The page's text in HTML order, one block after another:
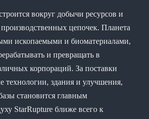
вокруг добычи ресурсов и
цепочек. Планета
ископаемыми и биоматериалами,
и превращать в
корпораций. За поставки
технологии, здания и улучшения,
становится главным
StarRupture ближе всего к